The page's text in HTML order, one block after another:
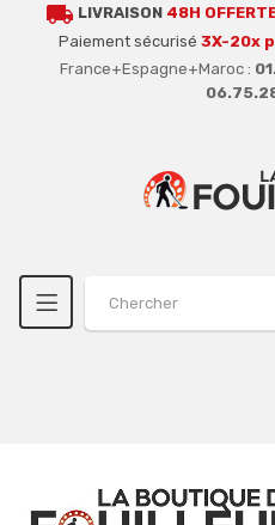
local_shipping LIVRAISON 48H
Paiement sécurisé 3X-20x
France+Espagne+Maroc :